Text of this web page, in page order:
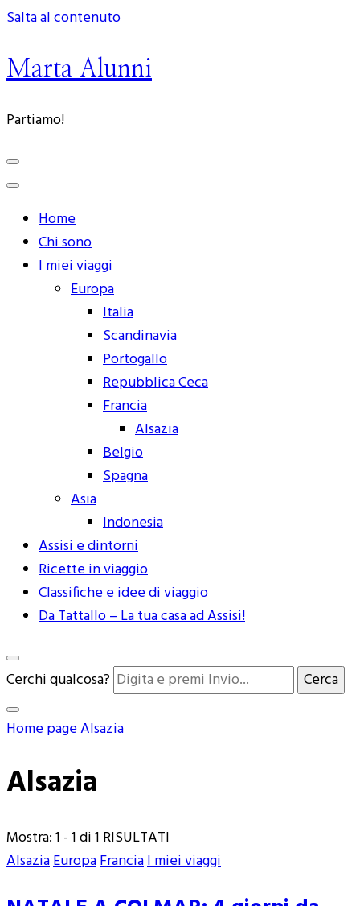
Salta al contenuto
Marta Alunni
Partiamo!
Home
Chi sono
I miei viaggi
Europa
Italia
Scandinavia
Portogallo
Repubblica Ceca
Francia
Alsazia
Belgio
Spagna
Asia
Indonesia
Assisi e dintorni
Ricette in viaggio
Classifiche e idee di viaggio
Da Tattallo – La tua casa ad Assisi!
Cerchi qualcosa?
Home pageAlsazia
Alsazia
Mostra: 1 - 1 di 1 RISULTATI
AlsaziaEuropaFranciaI miei viaggi